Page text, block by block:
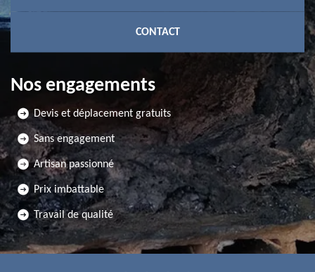
CONTACT
Nos engagements
Devis et déplacement gratuits
Sans engagement
Artisan passionné
Prix imbattable
Travail de qualité